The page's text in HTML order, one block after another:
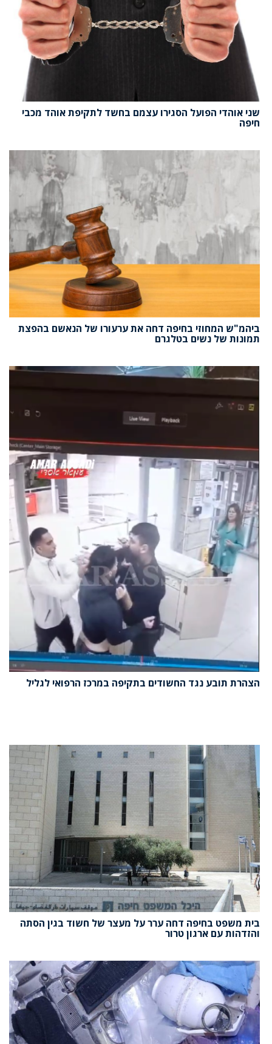
שני אוהדי הפועל הסגירו עצמם בחשד לתקיפת אוהד מכבי
חיפה
ביהמ"ש המחוזי בחיפה דחה את ערעורו של הנאשם בהפצת
תמונות של נשים בטלגרם
הצהרת תובע נגד החשודים בתקיפה במרכז הרפואי לגליל
בית משפט בחיפה דחה ערר על מעצר של חשוד בגין הסתה
והזדהות עם ארגון טרור